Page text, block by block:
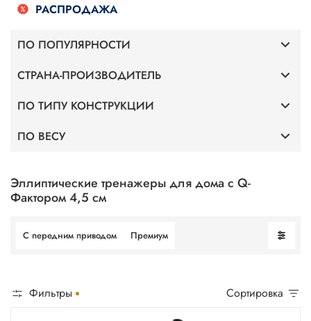
Эллиптические тренажеры для дома с Q-
Фактором 4,5 см
С передним приводом Премиум
Фильтры Сортировка
РАСПРОДАЖА
ПО ПОПУЛЯРНОСТИ
Премиум
С передним приводом
СТРАНА-ПРОИЗВОДИТЕЛЬ
Германия
ПО ТИПУ КОНСТРУКЦИИ
С передним приводом
ПО ВЕСУ
Для веса 130 кг
Для веса 140 кг